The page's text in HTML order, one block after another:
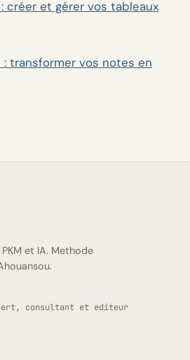
créer et gérer vos tableaux
: transformer vos notes en
et IA. Methode
consultant et editeur